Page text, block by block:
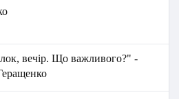
вечір. Що важливого?" -